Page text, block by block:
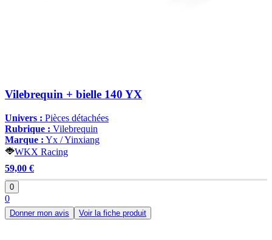
Vilebrequin + bielle 140 YX
Univers : Pièces détachées
Rubrique : Vilebrequin
Marque : Yx / Yinxiang
WKX Racing
59,00 €
0
0
Donner mon avis Voir la fiche produit